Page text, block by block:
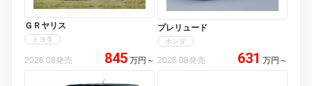
ＧＲヤリス
トヨタ
2026.08発売 845 万円 ～
プレリュード
ホンダ
2026.08発売 631 万円 ～